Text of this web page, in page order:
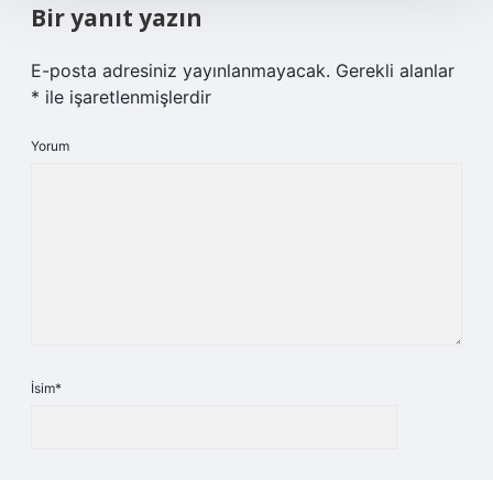
Bir yanıt yazın
E-posta adresiniz yayınlanmayacak. Gerekli alanlar
* ile işaretlenmişlerdir
Yorum
İsim*